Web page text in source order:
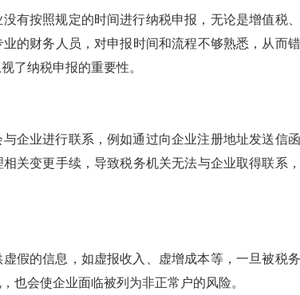
有按照规定的时间进行纳税申报，无论是增值税
的财务人员，对申报时间和流程不够熟悉，从而
了纳税申报的重要性。
企业进行联系，例如通过向企业注册地址发送信
关变更手续，导致税务机关无法与企业取得联系
假的信息，如虚报收入、虚增成本等，一旦被税
也会使企业面临被列为非正常户的风险。